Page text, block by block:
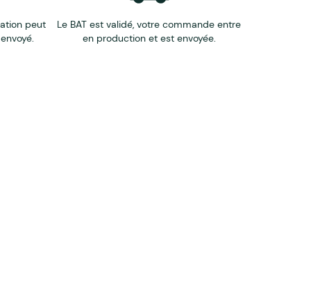
peut
Le BAT est validé, votre commande entre
en production et est envoyée.